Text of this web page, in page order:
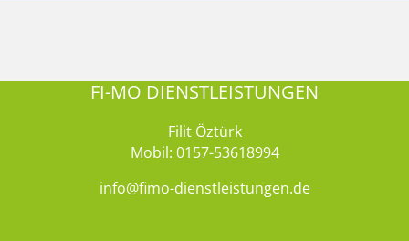
FI-MO DIENSTLEISTUNGEN
Filit Öztürk
Mobil: 0157-53618994
info@fimo-dienstleistungen.de